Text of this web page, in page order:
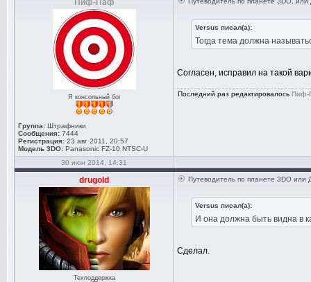
Пиф-Паф
Я консольный бог
Группа: Штрафники
Сообщения: 7444
Регистрация: 23 авг 2011, 20:57
Модель 3DO: Panasonic FZ-10 NTSC-U
Versus писал(а):
Тогда тема должна
Согласен, исправил на такой
Последний раз редактировалось Пиф-
30 июн 2014, 14:31
drugold
Техподдержка
Путеводитель по планете 3DO или
Versus писал(а):
И она должна быть видна в
Сделал.